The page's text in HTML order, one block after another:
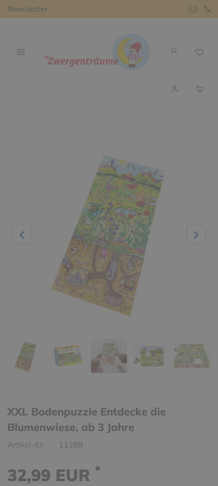
Newsletter
XXL Bodenpuzzle Entdecke die
Blumenwiese, ab 3 Jahre
Artikel-ID 11288
32,99 EUR *